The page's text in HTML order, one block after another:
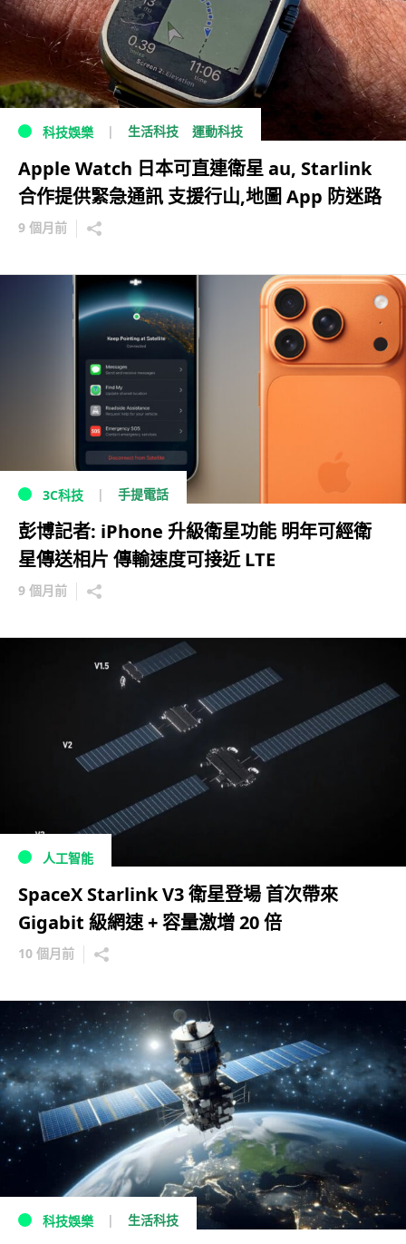
科技娛樂 生活科技 運動科技
Apple Watch 日本可直連衛星 au, Starlink
合作提供緊急通訊 支援行山,地圖 App 防迷路
9 個月前
3C科技 手提電話
彭博記者: iPhone 升級衛星功能 明年可經衛
星傳送相片 傳輸速度可接近 LTE
9 個月前
人工智能
SpaceX Starlink V3 衛星登場 首次帶來
Gigabit 級網速 + 容量激增 20 倍
10 個月前
科技娛樂 生活科技